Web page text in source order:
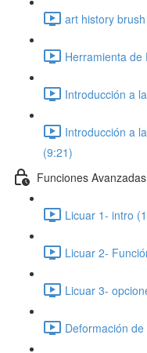
art history
Herramienta de
Introducción a
Introducción a
(9:21)
Funciones
Licuar 1- intro
Licuar 2-
Licuar 3-
Deformación